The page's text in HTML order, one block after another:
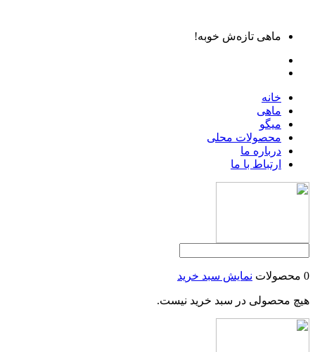
ماهی تازه‌ش خوبه!
خانه
ماهی
میگو
محصولات محلی
درباره ما
ارتباط با ما
0 محصولات نمایش سبد خرید
هیچ محصولی در سبد خرید نیست.